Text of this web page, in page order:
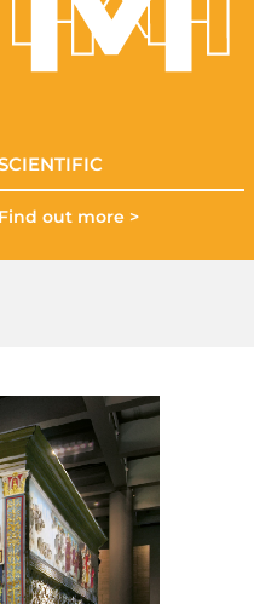
Find out more >